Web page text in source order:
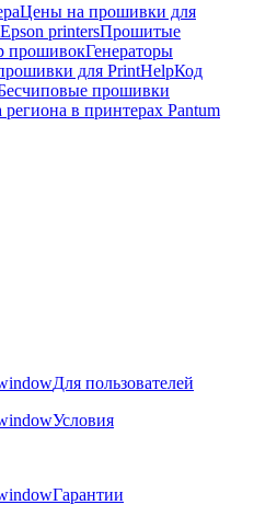
Цены на прошивки для
printersПрошитые
прошивокГенераторы
для PrintHelpКод
прошивки
в принтерах Pantum
Для пользователей
Условия
Гарантии